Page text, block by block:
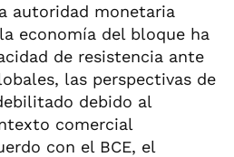
autoridad monetaria
economía del bloque ha
de resistencia ante
las perspectivas de
debido al
comercial
con el BCE, el